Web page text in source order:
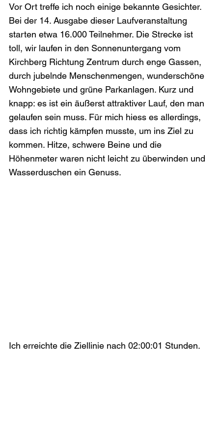
Vor Ort treffe ich noch einige bekannte Gesichter.
Bei der 14. Ausgabe dieser Laufveranstaltung
starten etwa 16.000 Teilnehmer. Die Strecke ist
toll, wir laufen in den Sonnenuntergang vom
Kirchberg Richtung Zentrum durch enge Gassen,
durch jubelnde Menschenmengen, wunderschöne
Wohngebiete und grüne Parkanlagen. Kurz und
knapp: es ist ein äußerst attraktiver Lauf, den man
gelaufen sein muss. Für mich hiess es allerdings,
dass ich richtig kämpfen musste, um ins Ziel zu
kommen. Hitze, schwere Beine und die
Höhenmeter waren nicht leicht zu überwinden und
Wasserduschen ein Genuss.
Ich erreichte die Ziellinie nach 02:00:01 Stunden.